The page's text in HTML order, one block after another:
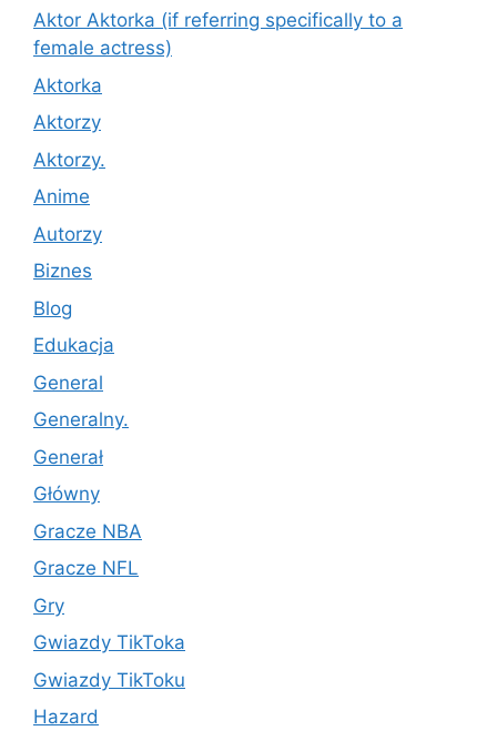
Aktor Aktorka (if referring specifically to a
female actress)
Aktorka
Aktorzy
Aktorzy.
Anime
Autorzy
Biznes
Blog
Edukacja
General
Generalny.
Generał
Główny
Gracze NBA
Gracze NFL
Gry
Gwiazdy TikToka
Gwiazdy TikToku
Hazard